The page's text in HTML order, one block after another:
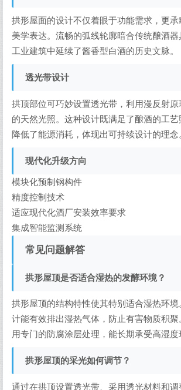
拱形屋面的设计不仅着眼于功能需求，更
美学表达。流畅的弧线轮廓暗合传统酿酒
工业建筑中延续了酱香型白酒的历史文脉。
透光带设计
拱顶部位可巧妙设置透光带，利用漫反射
的天然光照。这种设计既满足了酿酒的工
降低了能源消耗，体现出可持续设计的理念
现代化升级方向
模块化预制钢构件
精度控制技术
适应现代化酒厂安装效率要求
集成智能监测系统
常见问题解答
拱形屋顶是否适合湿热的发酵环境？
拱形屋顶的结构特性使其特别适合湿热环
计能有效排出湿热气体，防止有害物质积
用专门的防腐涂层处理，能长期承受高湿度
拱形屋顶的采光如何调节？
通过在拱顶设置透光带、采用透光材料和调